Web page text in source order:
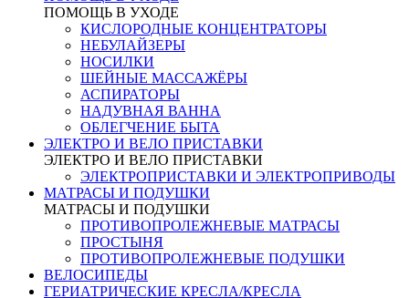
ПОМОЩЬ В УХОДЕ
КИСЛОРОДНЫЕ КОНЦЕНТРАТОРЫ
НЕБУЛАЙЗЕРЫ
НОСИЛКИ
ШЕЙНЫЕ МАССАЖЁРЫ
АСПИРАТОРЫ
НАДУВНАЯ ВАННА
ОБЛЕГЧЕНИЕ БЫТА
ЭЛЕКТРО И ВЕЛО ПРИСТАВКИ
ЭЛЕКТРО И ВЕЛО ПРИСТАВКИ
ЭЛЕКТРОПРИСТАВКИ И ЭЛЕКТРОПРИВОДЫ
МАТРАСЫ И ПОДУШКИ
МАТРАСЫ И ПОДУШКИ
ПРОТИВОПРОЛЕЖНЕВЫЕ МАТРАСЫ
ПРОСТЫНЯ
ПРОТИВОПРОЛЕЖНЕВЫЕ ПОДУШКИ
ВЕЛОСИПЕДЫ
ГЕРИАТРИЧЕСКИЕ КРЕСЛА/КРЕСЛА